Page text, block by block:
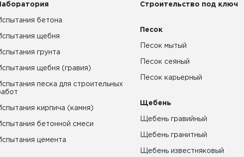
бетона
щебня
грунта
щебня (гравия)
песка для строительных
кирпича (камня)
бетонной смеси
цемента
Строительство под ключ
Песок
Песок мытый
Песок сеяный
Песок карьерный
Щебень
Щебень гравийный
Щебень гранитный
Щебень известняковый